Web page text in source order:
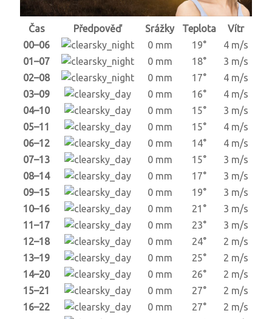
Čas Předpověď Srážky Teplota
Vítr
00–06
0 mm 19°
4 m/s
01–07
0 mm 18°
3 m/s
02–08
0 mm 17°
4 m/s
03–09
0 mm 16°
4 m/s
04–10
0 mm 15°
3 m/s
05–11
0 mm 15°
4 m/s
06–12
0 mm 14°
4 m/s
07–13
0 mm 15°
3 m/s
08–14
0 mm 17°
3 m/s
09–15
0 mm 19°
3 m/s
10–16
0 mm 21°
3 m/s
11–17
0 mm 23°
3 m/s
12–18
0 mm 24°
2 m/s
13–19
0 mm 25°
2 m/s
14–20
0 mm 26°
2 m/s
15–21
0 mm 27°
2 m/s
16–22
0 mm 27°
2 m/s